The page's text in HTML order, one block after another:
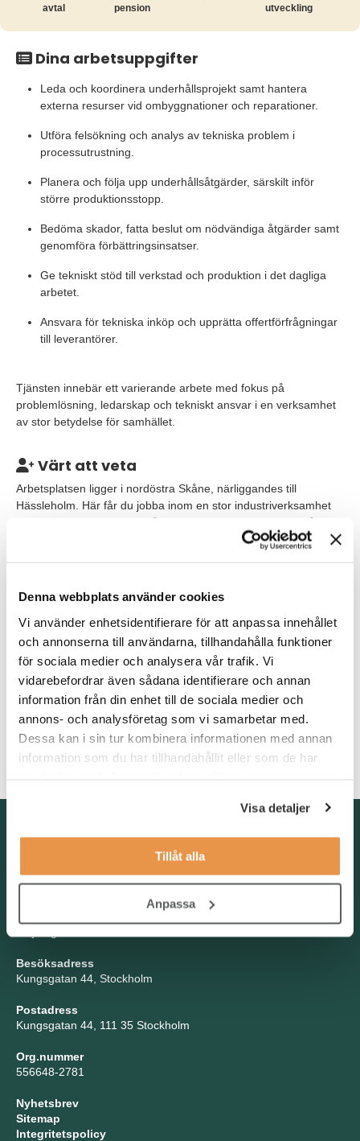
Denna webbplats använder cookies
Vi använder enhetsidentifierare för att anpassa innehållet
och annonserna till användarna, tillhandahålla funktioner
för sociala medier och analysera vår trafik. Vi
vidarebefordrar även sådana identifierare och annan
information från din enhet till de sociala medier och
annons- och analysföretag som vi samarbetar med.
Dessa kan i sin tur kombinera informationen med annan
information som du har tillhandahållit eller som de har
Visa detaljer
Tillåt alla
Anpassa
avtal
pension
utveckling
Dina arbetsuppgifter
Leda och koordinera underhållsprojekt samt hantera
externa resurser vid ombyggnationer och reparationer.
Utföra felsökning och analys av tekniska problem i
processutrustning.
Planera och följa upp underhållsåtgärder, särskilt inför
större produktionsstopp.
Bedöma skador, fatta beslut om nödvändiga åtgärder samt
genomföra förbättringsinsatser.
Ge tekniskt stöd till verkstad och produktion i det dagliga
arbetet.
Ansvara för tekniska inköp och upprätta offertförfrågningar
till leverantörer.
Tjänsten innebär ett varierande arbete med fokus på
problemlösning, ledarskap och tekniskt ansvar i en verksamhet
av stor betydelse för samhället.
Värt att veta
Arbetsplatsen ligger i nordöstra Skåne, närliggandes till
Hässleholm. Här får du jobba inom en stor industriverksamhet
som har starka rötter i området och där kulturen bygger på
samarbete och ständiga förbättringar. Tjänsten är ett
arbetar dagtid och blir en del av ett erfaret tekniskt team.
Våra förväntningar
Vi söker dig som har erfarenhet från tung industri eller
processindustri. Du är praktiskt lagd och van vid att arbeta nära
samt affärssystemet SAP är det starkt meriterande. Du är
självgående, tar initiativ och leder både interna och externa
resurser. Du kan fatta beslut, ta ansvar och driva uppdrag från
början till slut.
Tel: 08-21 92 00
Besöksadress
Kungsgatan 44, Stockholm
Postadress
Kungsgatan 44, 111 35 Stockholm
Org.nummer
556648-2781
Nyhetsbrev
Sitemap
Integritetspolicy